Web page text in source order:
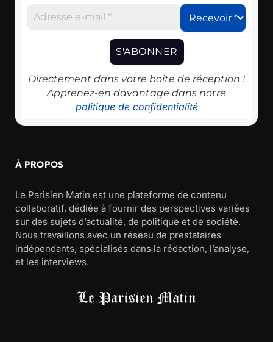
Directement dans votre boîte de réception !
Apprenez-en davantage dans notre
politique de confidentialité
À PROPOS
Le Parisien Matin est une plateforme de contenu
collaboratif, dédiée à fournir des perspectives variées
sur des sujets d’actualité, de politique et de société.
Nous travaillons avec un réseau de prestataires
indépendants, spécialisés dans la rédaction, l’analyse,
et les interviews.